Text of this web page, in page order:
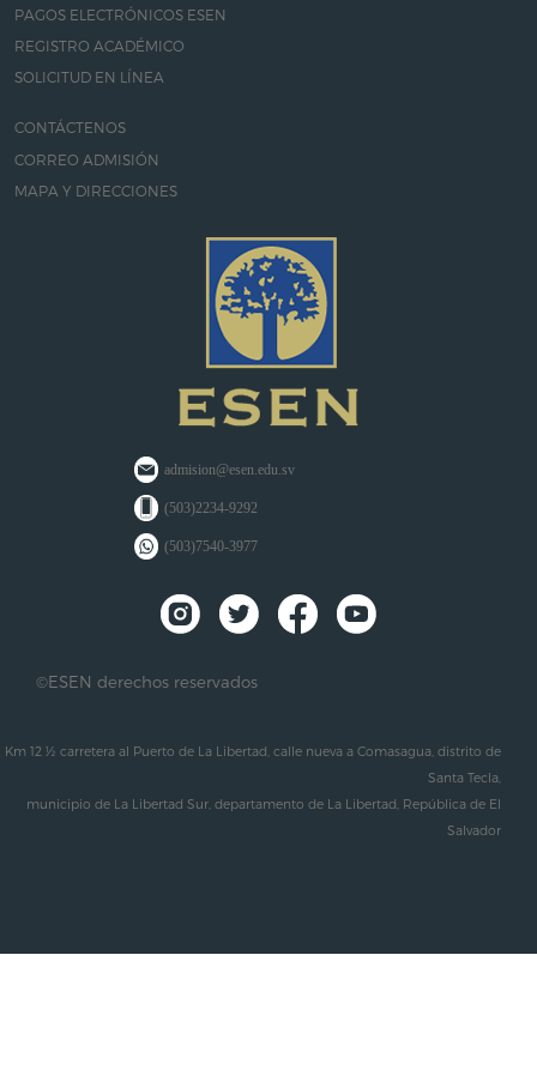
PAGOS ELECTRÓNICOS ESEN
REGISTRO ACADÉMICO
SOLICITUD EN LÍNEA
CONTÁCTENOS
CORREO ADMISIÓN
MAPA Y DIRECCIONES
admision@esen.edu.sv
(503)2234-9292
(503)7540-3977
©ESEN derechos reservados
Km 12 ½ carretera al Puerto de La Libertad, calle nueva a Comasagua, distrito de
Santa Tecla,
municipio de La Libertad Sur, departamento de La Libertad, República de El
Salvador